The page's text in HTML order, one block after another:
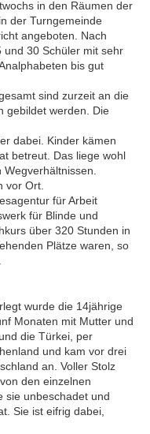
in den Räumen der
der Turngemeinde
angeboten. Nach
und 30 Schüler mit sehr
bis gut
sind zurzeit an die
gebildet werden. Die
dabei. Kinder kämen
betreut. Das liege wohl
vor Ort.
für Arbeit
für Blinde und
über 320 Stunden in
Plätze waren, so
wurde die 14jährige
Monaten mit Mutter und
die Türkei, per
und kam vor drei
an. Voller Stolz
den einzelnen
sie unbeschadet und
Sie ist eifrig dabei,